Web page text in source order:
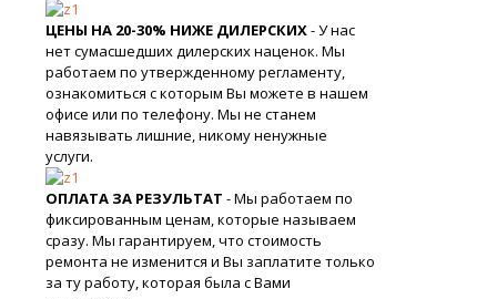
ЦЕНЫ НА 20-30% НИЖЕ ДИЛЕРСКИХ- У нас
нет сумасшедших дилерских наценок. Мы
работаем по утвержденному регламенту,
ознакомиться с которым Вы можете в нашем
офисе или по телефону. Мы не станем
навязывать лишние, никому ненужные
услуги.
ОПЛАТА ЗА РЕЗУЛЬТАТ - Мы работаем по
фиксированным ценам, которые называем
сразу. Мы гарантируем, что стоимость
ремонта не изменится и Вы заплатите только
за ту работу, которая была с Вами